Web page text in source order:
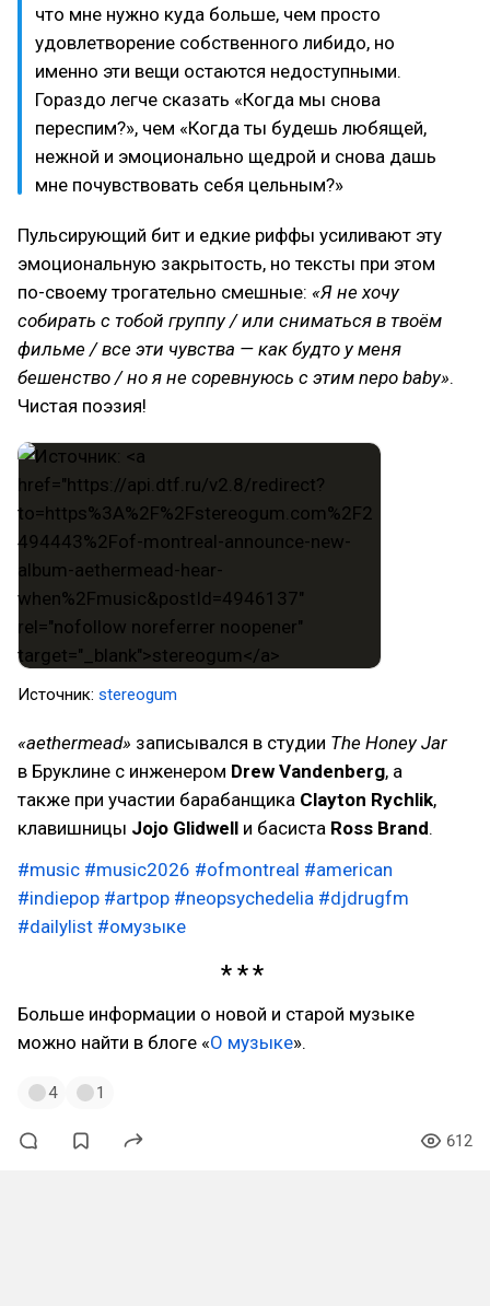
что мне нужно куда больше, чем просто
удовлетворение собственного либидо, но
именно эти вещи остаются недоступными.
Гораздо легче сказать «Когда мы снова
переспим?», чем «Когда ты будешь любящей,
нежной и эмоционально щедрой и снова дашь
мне почувствовать себя цельным?»
Пульсирующий бит и едкие риффы усиливают эту
эмоциональную закрытость, но тексты при этом
по-своему трогательно смешные: «Я не хочу
собирать с тобой группу / или сниматься в твоём
фильме / все эти чувства — как будто у меня
бешенство / но я не соревнуюсь с этим nepo baby».
Чистая поэзия!
Источник: stereogum
«aethermead» записывался в студии The Honey Jar
в Бруклине с инженером Drew Vandenberg, а
также при участии барабанщика Clayton Rychlik,
клавишницы Jojo Glidwell и басиста Ross Brand.
#music #music2026 #ofmontreal #american
#indiepop #artpop #neopsychedelia #djdrugfm
#dailylist #омузыке
Больше информации о новой и старой музыке
можно найти в блоге «О музыке».
4 1
612